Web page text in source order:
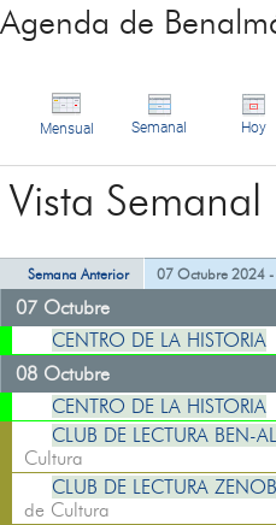
Agenda de
Mensual Semanal Hoy
Vista Semanal
Semana Anterior 07 Octubre 2024
07 Octubre
CENTRO DE LA HISTORIA
08 Octubre
CENTRO DE LA HISTORIA
CLUB DE LECTURA BEN-
Cultura
CLUB DE LECTURA
de Cultura